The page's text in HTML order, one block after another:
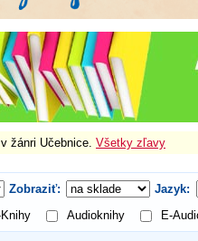
žánri Učebnice. Všetky zľavy
Zobraziť:
Jazyk:
Audioknihy E-